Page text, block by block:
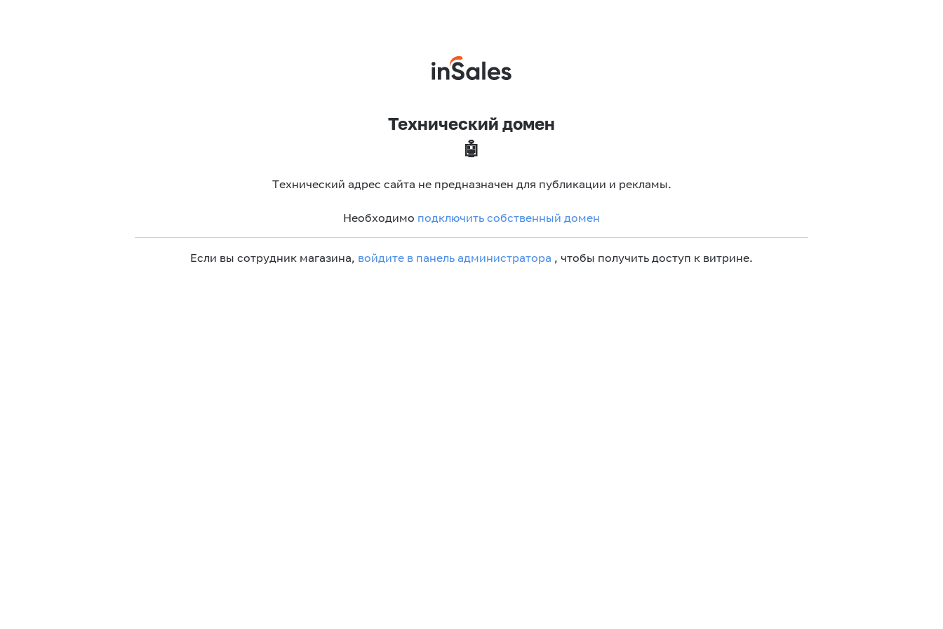
Технический домен
🤖
Технический адрес сайта не предназначен для публикации и рекламы.
Необходимо подключить собственный домен
Если вы сотрудник магазина, войдите в панель администратора , чтобы получить доступ к витрине.